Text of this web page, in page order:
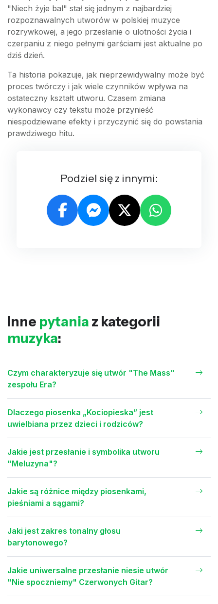
"Niech żyje bal" stał się jednym z najbardziej
rozpoznawalnych utworów w polskiej muzyce
rozrywkowej, a jego przesłanie o ulotności życia i
czerpaniu z niego pełnymi garściami jest aktualne po
dziś dzień.
Ta historia pokazuje, jak nieprzewidywalny może być
proces twórczy i jak wiele czynników wpływa na
ostateczny kształt utworu. Czasem zmiana
wykonawcy czy tekstu może przynieść
niespodziewane efekty i przyczynić się do powstania
prawdziwego hitu.
Podziel się z innymi:
Inne pytania z kategorii
muzyka:
Czym charakteryzuje się utwór "The Mass"
zespołu Era?
Dlaczego piosenka „Kociopieska” jest
uwielbiana przez dzieci i rodziców?
Jakie jest przesłanie i symbolika utworu
"Meluzyna"?
Jakie są różnice między piosenkami,
pieśniami a sągami?
Jaki jest zakres tonalny głosu
barytonowego?
Jakie uniwersalne przesłanie niesie utwór
"Nie spoczniemy" Czerwonych Gitar?